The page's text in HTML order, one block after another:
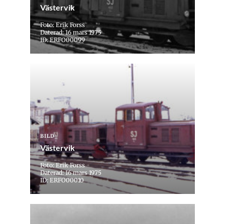
Västervik
Foto: Erik Forss
Daterad: 16 mars 1975
ID: ERFO00099
BILD
Västervik
Foto: Erik Forss
Daterad: 16 mars 1975
ID: ERFO00010